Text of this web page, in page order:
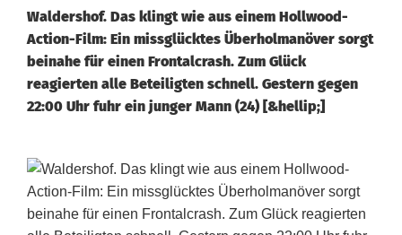
Waldershof. Das klingt wie aus einem Hollwood-
Action-Film: Ein missglücktes Überholmanöver sorgt
beinahe für einen Frontalcrash. Zum Glück
reagierten alle Beteiligten schnell. Gestern gegen
22:00 Uhr fuhr ein junger Mann (24) [&hellip;]